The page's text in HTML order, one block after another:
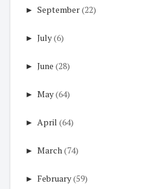
► September(22)
► July(6)
► June (28)
► May(64)
► April (64)
► March(74)
► February(59)